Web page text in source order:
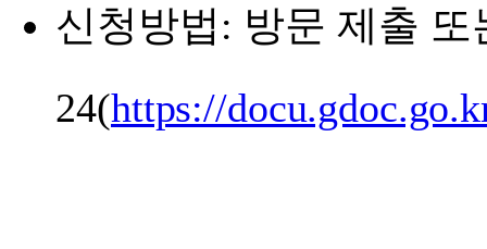
신청방법: 방문 제출 또
24(https://